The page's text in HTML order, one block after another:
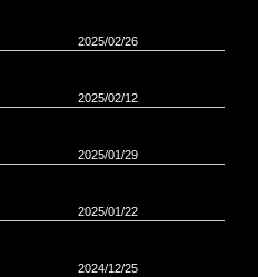
2025/02/26
2025/02/12
2025/01/29
2025/01/22
2024/12/25